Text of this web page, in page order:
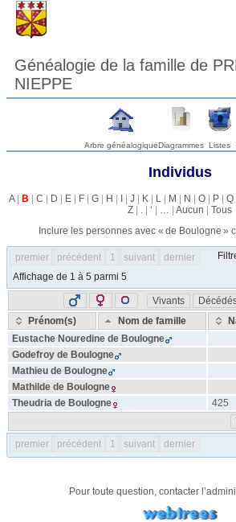
Généalogie de la famille de
NIEPPE
Arbre généalogiqueDiagrammes Listes
Individus
A| B | C | D | E | F | G | H | I | J | K | L | M | N | O | P | Q
Z | . | ‘ | … | Aucun | Tous
Inclure les personnes avec « de Boulogne »
premier précédent 1 suivant dernier
Affichage de 1 à 5 parmi 5
Vivants
Prénom(s)
Nom de famille
Eustache Nouredine de Boulogne
Godefroy de Boulogne
Mathieu de Boulogne
Mathilde de Boulogne
Theudria de Boulogne 425
premier précédent 1 suivant dernier
Pour toute question, contacter